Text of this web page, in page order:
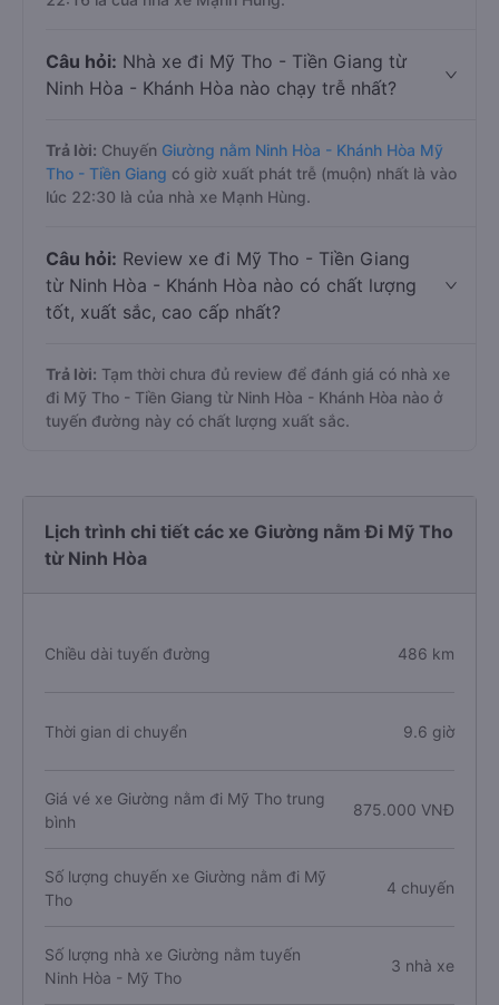
Câu hỏi: Nhà xe đi Mỹ Tho - Tiền Giang từ
Ninh Hòa - Khánh Hòa nào chạy trễ nhất?
Trả lời: Chuyến Giường nằm Ninh Hòa - Khánh Hòa Mỹ
Tho - Tiền Giang có giờ xuất phát trễ (muộn) nhất là vào
lúc 22:30 là của nhà xe Mạnh Hùng.
Câu hỏi: Review xe đi Mỹ Tho - Tiền Giang
từ Ninh Hòa - Khánh Hòa nào có chất lượng
tốt, xuất sắc, cao cấp nhất?
Trả lời: Tạm thời chưa đủ review để đánh giá có nhà xe
đi Mỹ Tho - Tiền Giang từ Ninh Hòa - Khánh Hòa nào ở
tuyến đường này có chất lượng xuất sắc.
Lịch trình chi tiết các xe Giường nằm Đi Mỹ Tho
từ Ninh Hòa
Chiều dài tuyến đường 486 km
Thời gian di chuyển 9.6 giờ
Giá vé xe Giường nằm đi Mỹ Tho trung
bình
875.000 VNĐ
Số lượng chuyến xe Giường nằm đi Mỹ
Tho
4 chuyến
Số lượng nhà xe Giường nằm tuyến
Ninh Hòa - Mỹ Tho
3 nhà xe